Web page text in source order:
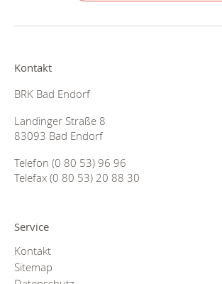
Kontakt
BRK Bad Endorf
Landinger Straße 8
83093 Bad Endorf
Telefon (0 80 53) 96 96
Telefax (0 80 53) 20 88 30
Service
Kontakt
Sitemap